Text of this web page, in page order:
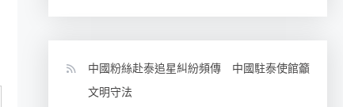
中國粉絲赴泰追星糾紛頻傳 中國駐泰使館籲
文明守法